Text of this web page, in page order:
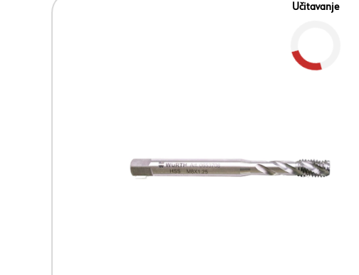
Učitavanje